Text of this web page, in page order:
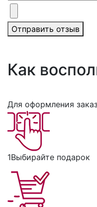
Отправить отзыв
Как
Для оформления
1Выбирайте подарок